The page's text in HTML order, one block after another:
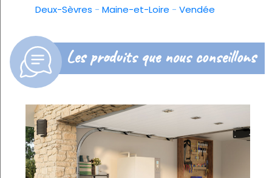
Deux-Sèvres - Maine-et-Loire - Vendée
Les produits que nous conseillons